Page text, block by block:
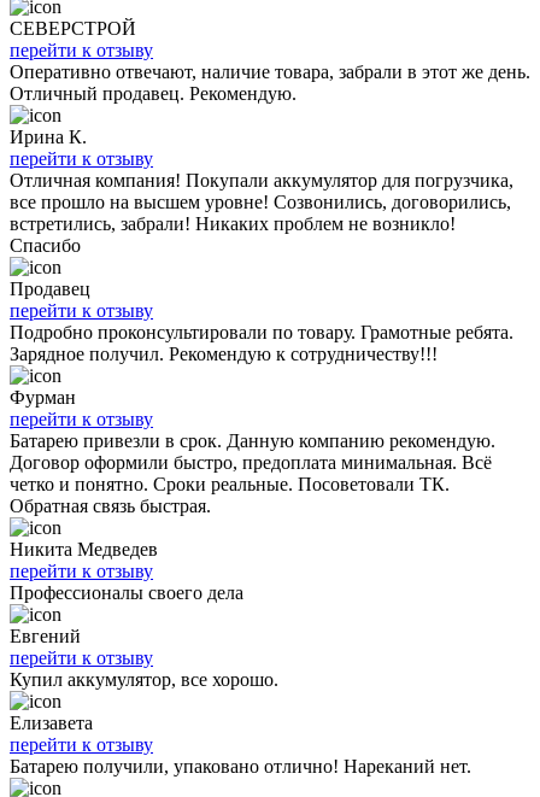
СЕВЕРСТРОЙ
перейти к отзыву
Оперативно отвечают, наличие товара, забрали в этот же день.
Отличный продавец. Рекомендую.
Ирина К.
перейти к отзыву
Отличная компания! Покупали аккумулятор для погрузчика,
все прошло на высшем уровне! Созвонились, договорились,
встретились, забрали! Никаких проблем не возникло!
Спасибо
Продавец
перейти к отзыву
Подробно проконсультировали по товару. Грамотные ребята.
Зарядное получил. Рекомендую к сотрудничеству!!!
Фурман
перейти к отзыву
Батарею привезли в срок. Данную компанию рекомендую.
Договор оформили быстро, предоплата минимальная. Всё
четко и понятно. Сроки реальные. Посоветовали ТК.
Обратная связь быстрая.
Никита Медведев
перейти к отзыву
Профессионалы своего дела
Евгений
перейти к отзыву
Купил аккумулятор, все хорошо.
Елизавета
перейти к отзыву
Батарею получили, упаковано отлично! Нареканий нет.